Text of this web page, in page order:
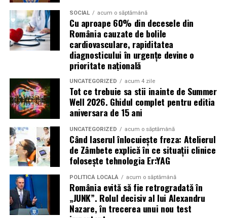
este doar despre fotografie. Este despre o decizie pe
care fiecare dintre aceste femei a luat-o conștient: să nu
mai lase calitatea muncii lor să rămână un secret bine
păzit.
România are sute de mii de femei antreprenor. Mulți
dintre cei care ar beneficia de serviciile lor nu le cunosc,
nu pentru că nu le caută, ci pentru că nu le găsesc.
Vizibilitatea profesională nu este vanitate. Este o parte
din afacere.
Asociația Antreprenoare.ro a construit, prin această
campanie, o arhivă de povești reale. Toate participantele
din prima rundă vor apărea pe prima pagină a
antreprenoare.ro
timp de un an.
Campania #AlegSaFiuVizibila
SOCIAL acum o săptămână
Cu aproape 60% din decesele din
România cauzate de bolile
cardiovasculare, rapiditatea
diagnosticului în urgențe devine o
prioritate națională
UNCATEGORIZED acum 4 zile
Tot ce trebuie sa stii inainte de Summer
Well 2026. Ghidul complet pentru editia
aniversara de 15 ani
UNCATEGORIZED acum o săptămână
Când laserul înlocuiește freza: Atelierul
de Zâmbete explică în ce situații clinice
folosește tehnologia Er:YAG
POLITICĂ LOCALĂ acum o săptămână
România evită să fie retrogradată în
„JUNK”. Rolul decisiv al lui Alexandru
Nazare, în trecerea unui nou test